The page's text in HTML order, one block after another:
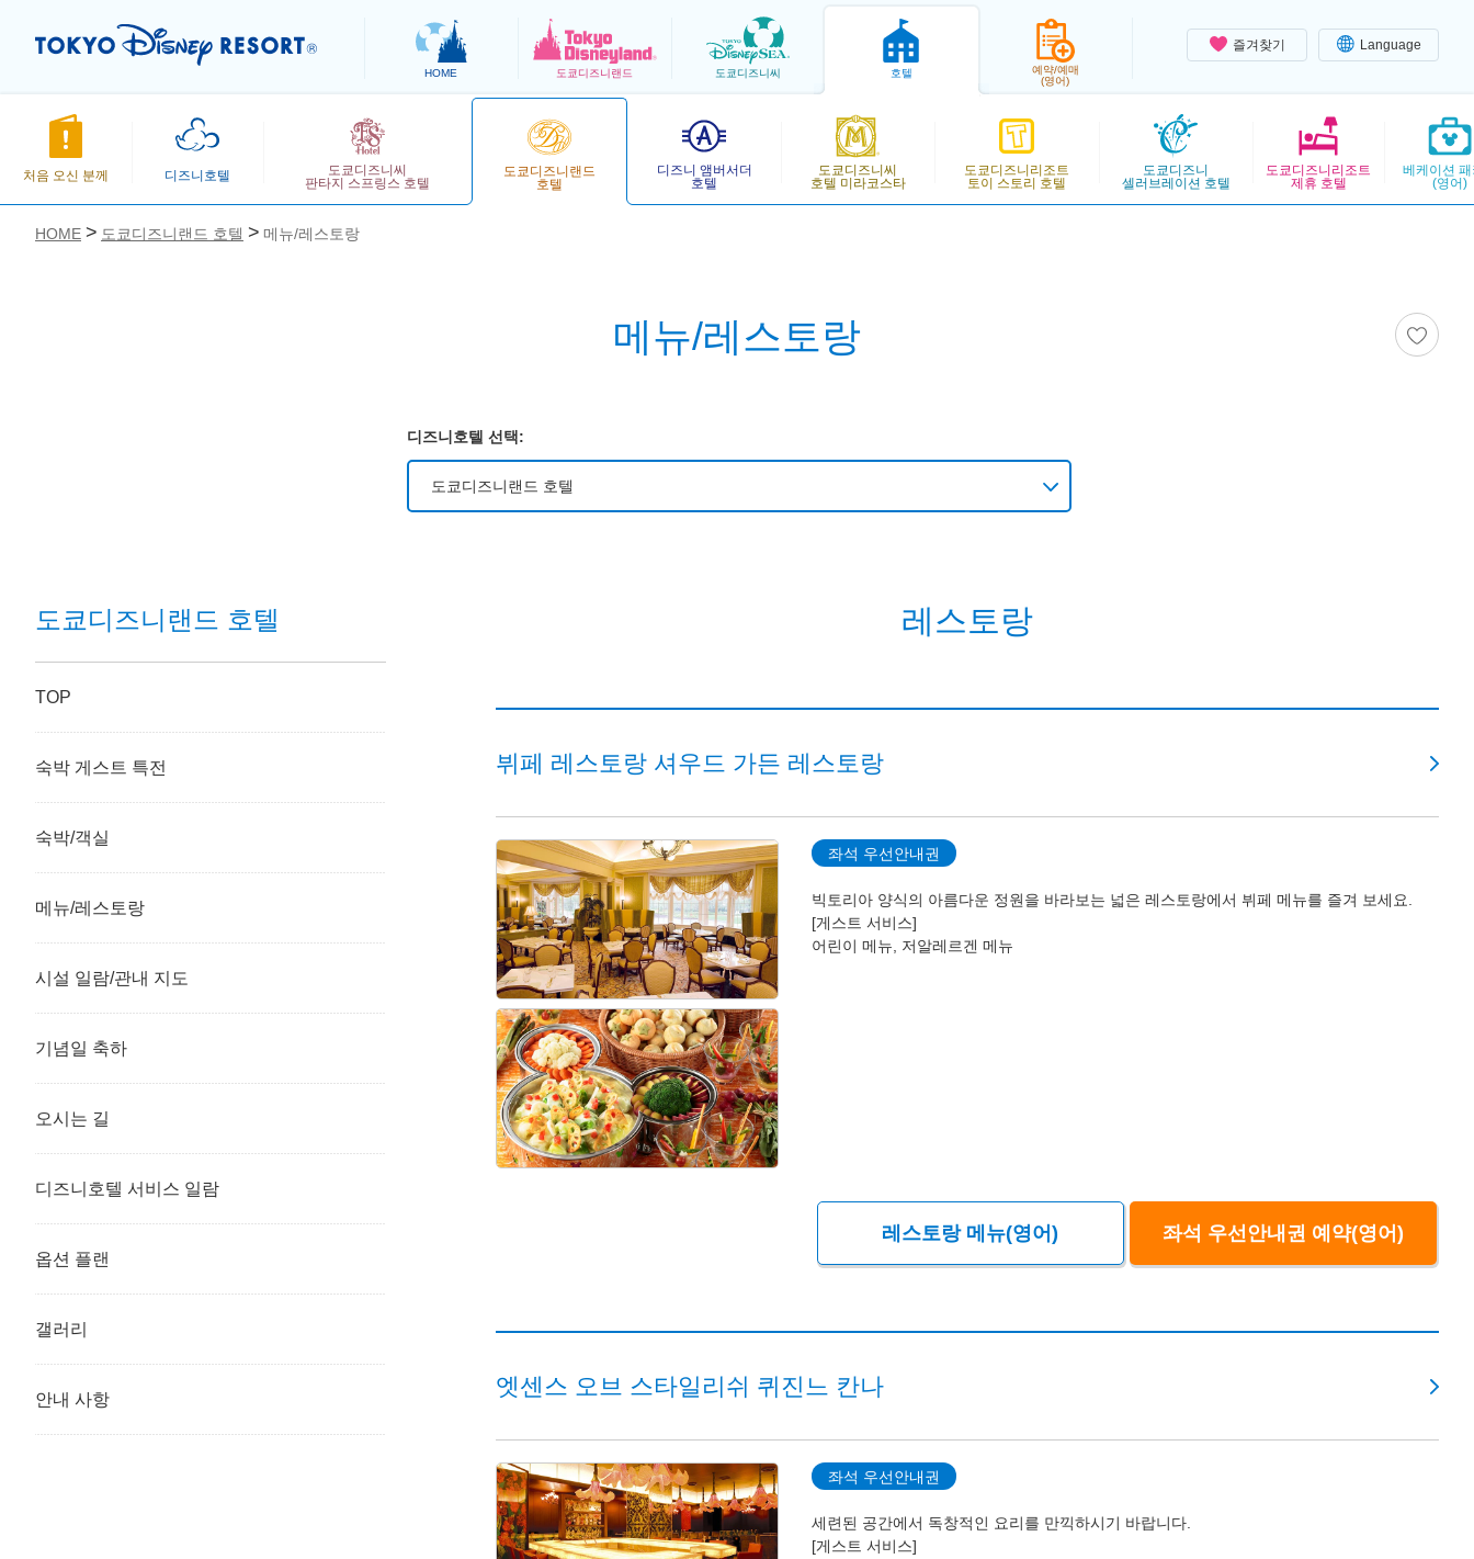
즐겨찾기 Language
HOME 도쿄디즈니랜드 도쿄디즈니씨 호텔
예약/예매
(영어)
처음 오신 분께 디즈니호텔
도쿄디즈니씨
판타지 스프링스 호텔
도쿄디즈니랜드
호텔
디즈니 앰버서더
호텔
도쿄디즈니씨
호텔 미라코스타
도쿄디즈니리조트
토이 스토리 호텔
도쿄디즈니
셀러브레이션 호텔
도쿄디즈니리조트
제휴 호텔
베케이션
(영어)
HOME 도쿄디즈니랜드 호텔 메뉴/레스토랑
메뉴/레스토랑
디즈니호텔 선택:
도쿄디즈니랜드 호텔
도쿄디즈니씨 호텔 미라코스타
도쿄디즈니리조트 토이 스토리 호텔
도쿄디즈니 셀러브레이션 호텔
레스토랑
뷔페 레스토랑 셔우드 가든 레스토랑
좌석 우선안내권
빅토리아 양식의 아름다운 정원을 바라보는 넓은 레스토랑에서 뷔페 메뉴를 즐겨 보세요.
[게스트 서비스]
어린이 메뉴, 저알레르겐 메뉴
레스토랑 메뉴(영어) 좌석 우선안내권 예약(영어)
엣센스 오브 스타일리쉬 퀴진느 칸나
좌석 우선안내권
세련된 공간에서 독창적인 요리를 만끽하시기 바랍니다.
[게스트 서비스]
도쿄디즈니랜드 호텔
TOP
숙박 게스트 특전
숙박/객실
메뉴/레스토랑
시설 일람/관내 지도
기념일 축하
오시는 길
디즈니호텔 서비스 일람
옵션 플랜
갤러리
안내 사항